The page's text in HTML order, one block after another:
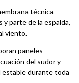
técnica
parte de la espalda,
viento.
paneles
del sudor y
estable durante toda